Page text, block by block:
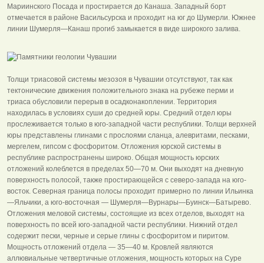
Мариинского Посада и простирается до Канаша. Западный борт
отмечается в районе Васильсурска и проходит на юг до Шумерли. Южнее
линии Шумерля—Канаш прогиб замыкается в виде широкого залива.
Толщи триасовой системы мезозоя в Чувашии отсутствуют, так как
тектонические движения положительного знака на рубеже перми и
триаса обусловили перерыв в осадконакоплении. Территория
находилась в условиях суши до средней юры. Средний отдел юры
прослеживается только в юго-западной части республики. Толщи верхней
юры представлены глинами с прослоями сланца, алевритами, песками,
мергелем, гипсом с фосфоритом. Отложения юрской системы в
республике распространены широко. Общая мощность юрских
отложений колеблется в пределах 50—70 м. Они выходят на дневную
поверхность полосой, также простирающейся с северо-запада на юго-
восток. Северная граница полосы проходит примерно по линии Ильинка
—Яльчики, а юго-восточная — Шумерля—Вурнары—Буинск—Батырево.
Отложения меловой системы, состоящие из всех отделов, выходят на
поверхность по всей юго-западной части республики. Нижний отдел
содержит пески, черные и серые глины с фосфоритом и пиритом.
Мощность отложений отдела — 35—40 м. Кровлей являются
аллювиальные четвертичные отложения, мощность которых на Суре